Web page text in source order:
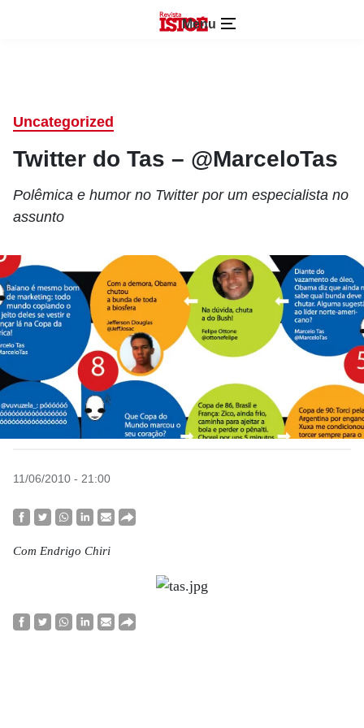
Menu
Uncategorized
Twitter do Tas – @MarceloTas
Polêmica e humor no Twitter por um especialista no
assunto
11/06/2010 - 21:00
Com Endrigo Chiri